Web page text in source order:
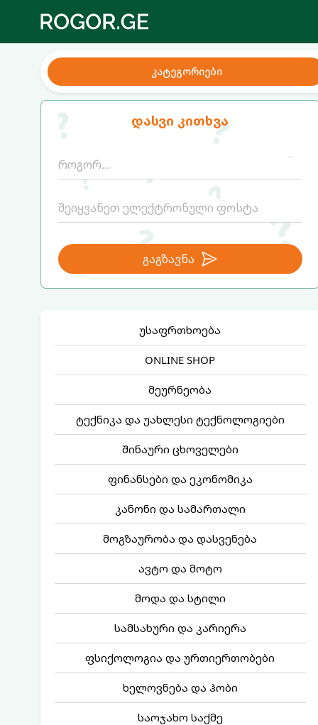
კატეგორიები
დასვი კითხვა
გაგზავნა
უსაფრთხოება
ONLINE SHOP
მეურნეობა
ტექნიკა და უახლესი ტექნოლოგიები
შინაური ცხოველები
ფინანსები და ეკონომიკა
კანონი და სამართალი
მოგზაურობა და დასვენება
ავტო და მოტო
მოდა და სტილი
სამსახური და კარიერა
ფსიქოლოგია და ურთიერთობები
ხელოვნება და ჰობი
საოჯახო საქმე